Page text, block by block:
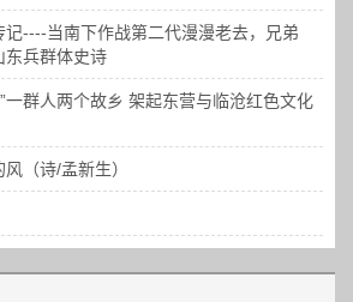
记----当南下作战第二代漫漫老去，兄弟
东兵群体史诗
一群人两个故乡 架起东营与临沧红色文化
（诗/孟新生）